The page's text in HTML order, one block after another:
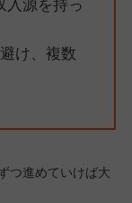
入源を持っ
け、複数
つ進めていけば大